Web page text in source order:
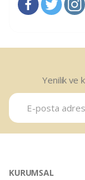
Yenilik ve
KURUMSAL